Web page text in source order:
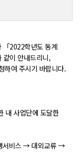
「2022학년도 동계
같이 안내드리니,
하여 주시기 바랍니다.
내 사업단에 도달한
서비스 → 대외교류 →